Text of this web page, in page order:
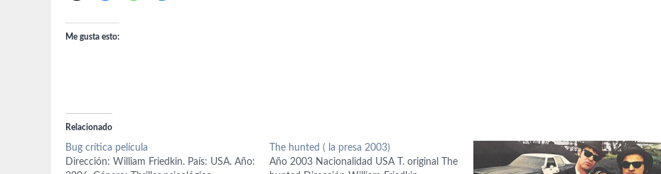
Me gusta esto:
Relacionado
Bug crítica película
Dirección: William Friedkin. País: USA. Año:
The hunted ( la presa 2003)
Año 2003 Nacionalidad USA T. original The